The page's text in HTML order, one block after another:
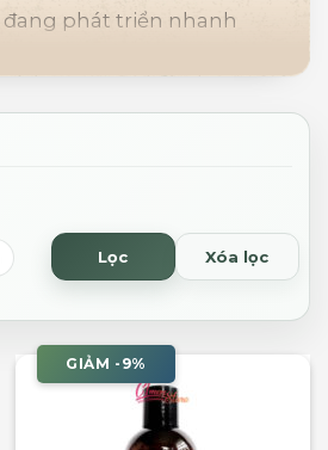
đang phát triển nhanh
Lọc Xóa lọc
GIẢM -9%